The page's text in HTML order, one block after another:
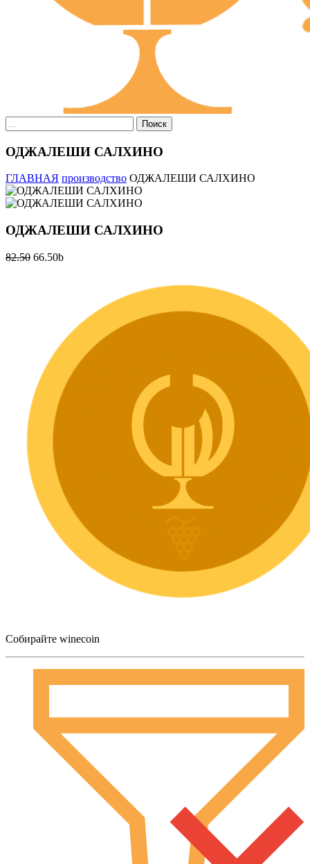
Поиск
ОДЖАЛЕШИ САЛХИНО
ГЛАВНАЯ производство ОДЖАЛЕШИ САЛХИНО
ОДЖАЛЕШИ САЛХИНО
82.50 66.50b
Собирайте winecoin